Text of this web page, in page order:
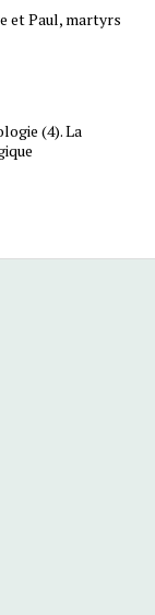
et Paul, martyrs
(4). La